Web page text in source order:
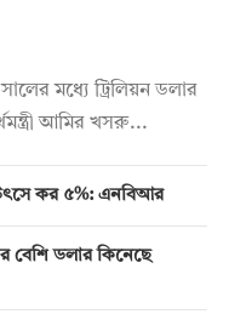
মধ্যে ট্রিলিয়ন ডলার
আমির খসরু...
উৎসে কর ৫%: এনবিআর
বেশি ডলার কিনেছে